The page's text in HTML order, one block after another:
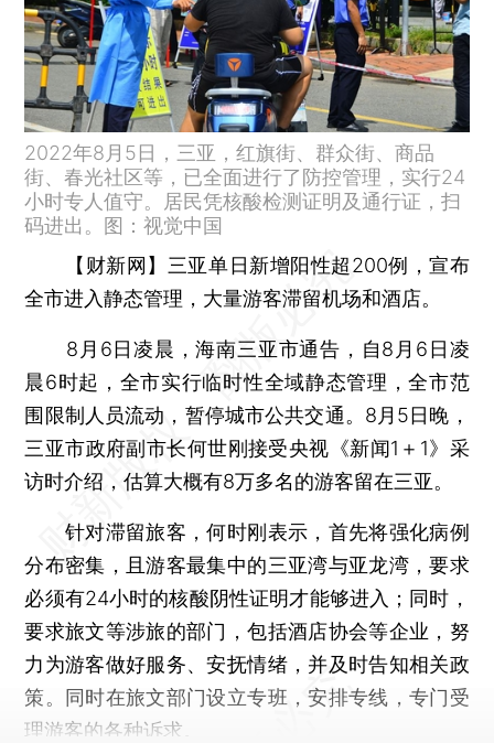
2022年8月5日，三亚，红旗街、群众街、商品
街、春光社区等，已全面进行了防控管理，实行24
小时专人值守。居民凭核酸检测证明及通行证，扫
码进出。图：视觉中国
【财新网】 三亚单日新增阳性超200例，宣布
全市进入静态管理，大量游客滞留机场和酒店。
8月6日凌晨，海南三亚市通告，自8月6日凌
晨6时起，全市实行临时性全域静态管理，全市范
围限制人员流动，暂停城市公共交通。8月5日晚，
三亚市政府副市长何世刚接受央视《新闻1＋1》采
访时介绍，估算大概有8万多名的游客留在三亚。
针对滞留旅客，何时刚表示，首先将强化病例
分布密集，且游客最集中的三亚湾与亚龙湾，要求
必须有24小时的核酸阴性证明才能够进入；同时，
要求旅文等涉旅的部门，包括酒店协会等企业，努
力为游客做好服务、安抚情绪，并及时告知相关政
策。同时在旅文部门设立专班，安排专线，专门受
理游客的各种诉求。